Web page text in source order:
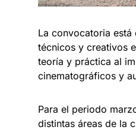
La convocatoria
técnicos y creativos
teoría y práctica al
cinematográficos y
Para el periodo
distintas áreas de la